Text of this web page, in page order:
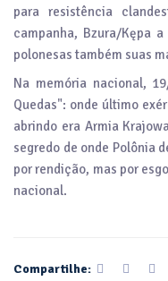
para resistência
campanha, Bzura/Kępa
polonesas também suas
Na memória nacional,
Quedas": onde último
abrindo era Armia
segredo de onde Polônia
por rendição, mas por
nacional.
Compartilhe: